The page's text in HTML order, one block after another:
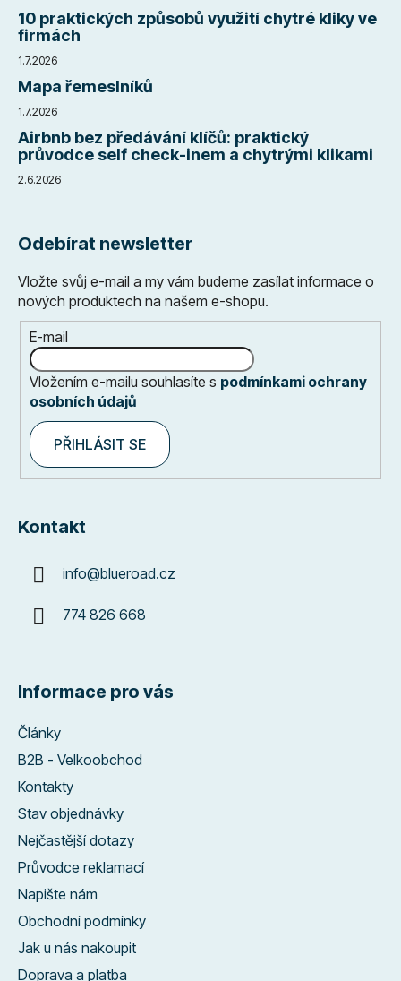
10 praktických způsobů využití chytré kliky ve
firmách
1.7.2026
Mapa řemeslníků
1.7.2026
Airbnb bez předávání klíčů: praktický
průvodce self check-inem a chytrými klikami
2.6.2026
Odebírat newsletter
Vložte svůj e-mail a my vám budeme zasílat informace o
nových produktech na našem e-shopu.
E-mail
Vložením e-mailu souhlasíte s podmínkami ochrany
osobních údajů
PŘIHLÁSIT SE
Kontakt
info@blueroad.cz
774 826 668
Informace pro vás
Články
B2B - Velkoobchod
Kontakty
Stav objednávky
Nejčastější dotazy
Průvodce reklamací
Napište nám
Obchodní podmínky
Jak u nás nakoupit
Doprava a platba